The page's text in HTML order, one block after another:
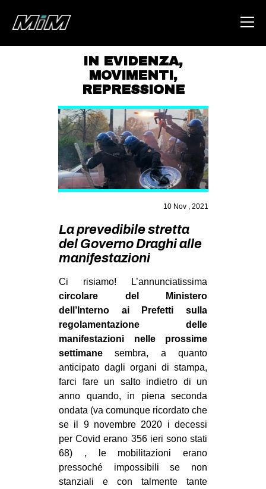
HOME
AREA
DEGENERAZIONE
GAZA FREESTYLE
CSOA LAMBRETTA
STUDENTI TSUNAMI
ZAM
MOBILITAZIONI
SPAZI
SPORT POPOLARE
MOVIMENTI
AMBIENTE
ANTIFASCISMO
DIRITTO ALL’ABITARE
GENERI
PRECARIATO
IN EVIDENZA,
MOVIMENTI ,
REPRESSIONE
10 Nov , 2021
La prevedibile stretta
del Governo Draghi alle
manifestazioni
Ci risiamo! L’annunciatissima
circolare del Ministero
dell’Interno ai Prefetti sulla
regolamentazione delle
manifestazioni nelle prossime
settimanesembra, a quanto
anticipato dagli organi di stampa,
farci fare un salto indietro di un
anno quando, in piena seconda
ondata (va comunque ricordato che
se il 9 novembre 2020 i decessi
per Covid erano 356 ieri sono stati
68) , le mobilitazioni erano
pressoché impossibili se non
stanziali e con talmente tante